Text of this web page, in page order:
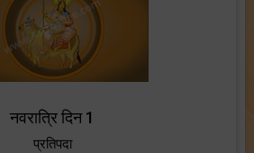
नवरात्रि दिन 1
प्रतिपदा